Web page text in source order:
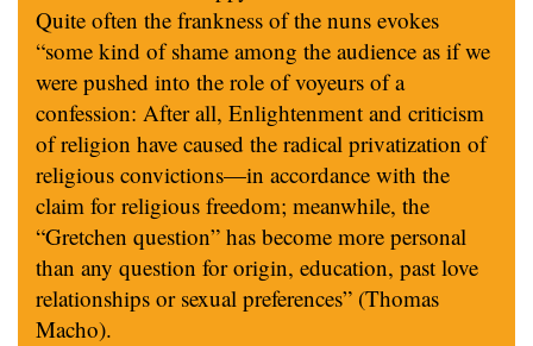
Quite often the frankness of the nuns evokes
“some kind of shame among the audience as if we
were pushed into the role of voyeurs of a
confession: After all, Enlightenment and criticism
of religion have caused the radical privatization of
religious convictions—in accordance with the
claim for religious freedom; meanwhile, the
“Gretchen question” has become more personal
than any question for origin, education, past love
relationships or sexual preferences” (Thomas
Macho).